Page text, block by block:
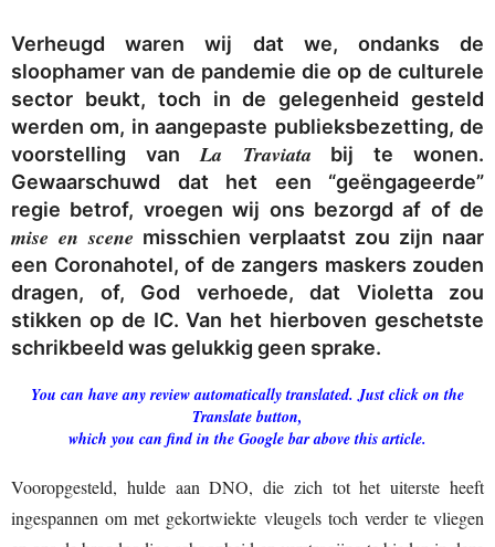
Verheugd waren wij dat we, ondanks de
sloophamer van de pandemie die op de culturele
sector beukt, toch in de gelegenheid gesteld
werden om, in aangepaste publieksbezetting, de
voorstelling van La Traviata bij te wonen.
Gewaarschuwd dat het een “geëngageerde”
regie betrof, vroegen wij ons bezorgd af of de
mise en scene misschien verplaatst zou zijn naar
een Coronahotel, of de zangers maskers zouden
dragen, of, God verhoede, dat Violetta zou
stikken op de IC. Van het hierboven geschetste
schrikbeeld was gelukkig geen sprake.
You can have any review automatically translated. Just click on the
Translate button,
which you can find in the Google bar above this article.
Vooropgesteld, hulde aan DNO, die zich tot het uiterste heeft
ingespannen om met gekortwiekte vleugels toch verder te vliegen